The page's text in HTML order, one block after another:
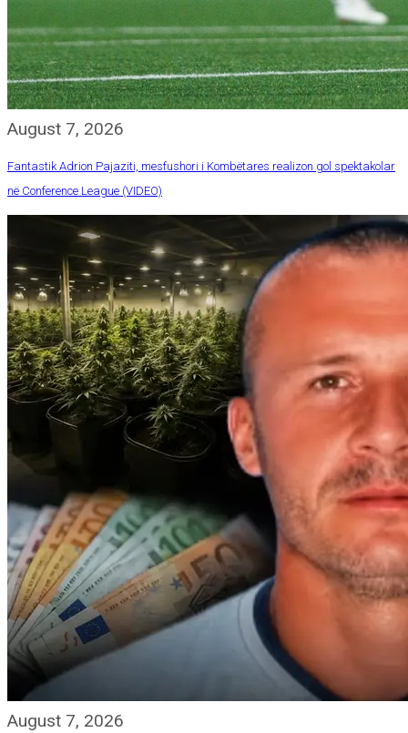
August 7, 2026
Fantastik Adrion Pajaziti, mesfushori i Kombëtares realizon gol spektakolar
në Conference League (VIDEO)
August 7, 2026